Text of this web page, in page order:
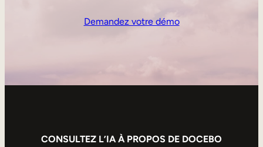
Demandez votre démo
CONSULTEZ L’IA À PROPOS DE DOCEBO